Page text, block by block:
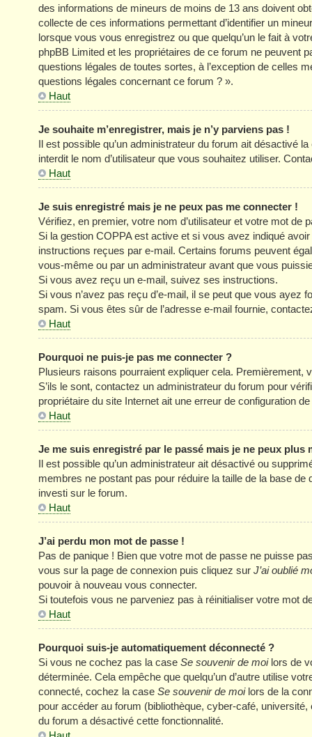
des informations de mineurs de moins de 13 ans doivent
collecte de ces informations permettant d’identifier un
lorsque vous vous enregistrez ou que quelqu’un le fait à
phpBB Limited et les propriétaires de ce forum ne peuvent
questions légales de toutes sortes, à l’exception de celles
questions légales concernant ce forum ? ».
Haut
Je souhaite m’enregistrer, mais je n’y parviens pas !
Il est possible qu’un administrateur du forum ait désactivé
interdit le nom d’utilisateur que vous souhaitez utiliser.
Haut
Je suis enregistré mais je ne peux pas me connecter !
Vérifiez, en premier, votre nom d’utilisateur et votre mot de
Si la gestion COPPA est active et si vous avez indiqué
instructions reçues par e-mail. Certains forums peuvent
vous-même ou par un administrateur avant que vous
Si vous avez reçu un e-mail, suivez ses instructions.
Si vous n’avez pas reçu d’e-mail, il se peut que vous ayez
spam. Si vous êtes sûr de l’adresse e-mail fournie,
Haut
Pourquoi ne puis-je pas me connecter ?
Plusieurs raisons pourraient expliquer cela. Premièrement,
S’ils le sont, contactez un administrateur du forum pour
propriétaire du site Internet ait une erreur de configuration
Haut
Je me suis enregistré par le passé mais je ne peux plus
Il est possible qu’un administrateur ait désactivé ou
membres ne postant pas pour réduire la taille de la base
investi sur le forum.
Haut
J’ai perdu mon mot de passe !
Pas de panique ! Bien que votre mot de passe ne puisse
vous sur la page de connexion puis cliquez sur J’ai oublié
pouvoir à nouveau vous connecter.
Si toutefois vous ne parveniez pas à réinitialiser votre mot
Haut
Pourquoi suis-je automatiquement déconnecté ?
Si vous ne cochez pas la case Se souvenir de moilors de
déterminée. Cela empêche que quelqu’un d’autre utilise
connecté, cochez la case Se souvenir de moilors de la
pour accéder au forum (bibliothèque, cyber-café,
du forum a désactivé cette fonctionnalité.